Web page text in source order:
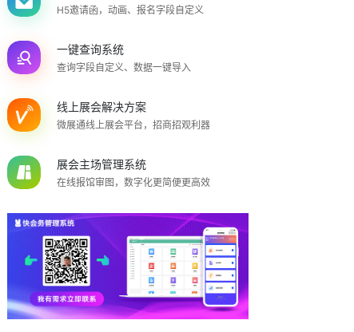
H5邀请函，动画、报名字段自定义
一键查询系统
查询字段自定义、数据一键导入
线上展会解决方案
微展通线上展会平台，招商招观利器
展会主场管理系统
在线报馆审图，数字化更简便更高效